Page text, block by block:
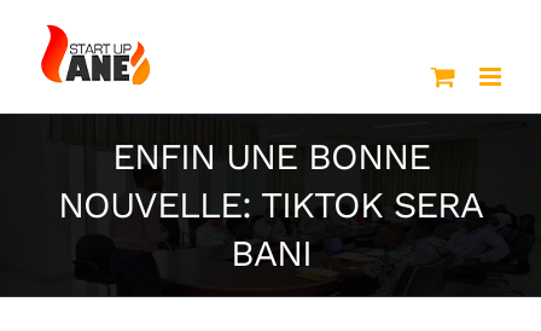
contenu
ENFIN UNE BONNE
NOUVELLE: TIKTOK SERA
BANI